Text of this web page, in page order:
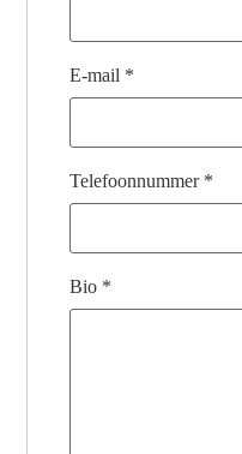
E-mail *
Telefoonnummer *
Bio *